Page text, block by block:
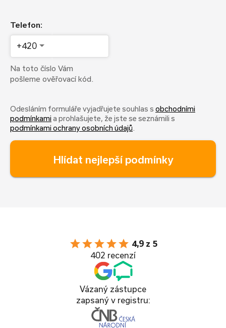
Telefon:
+420
Na toto číslo Vám
pošleme ověřovací kód.
Odesláním formuláře vyjadřujete souhlas s obchodními
podmínkami a prohlašujete, že jste se seznámili s
podmínkami ochrany osobních údajů.
Hlídat nejlepší podmínky
starstarstarstarstar 4,9 z 5
402 recenzí
Vázaný zástupce
zapsaný v registru: